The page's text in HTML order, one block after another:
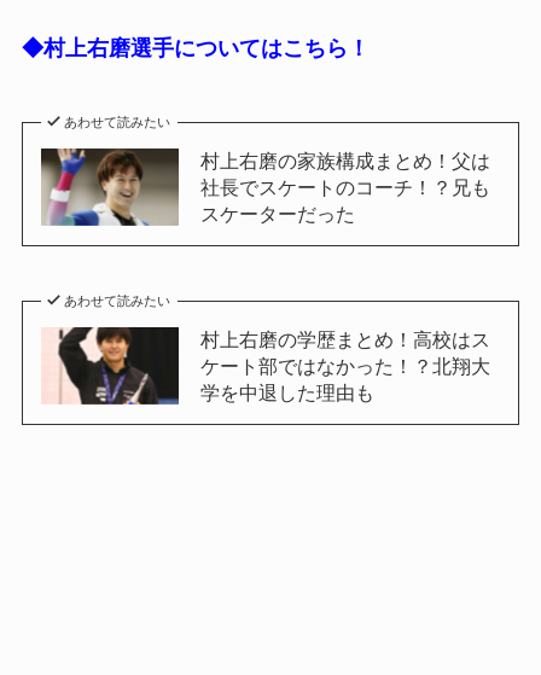
◆村上右磨選手についてはこちら！
あわせて読みたい
村上右磨の家族構成まとめ！父は
社長でスケートのコーチ！？兄も
スケーターだった
あわせて読みたい
村上右磨の学歴まとめ！高校はス
ケート部ではなかった！？北翔大
学を中退した理由も